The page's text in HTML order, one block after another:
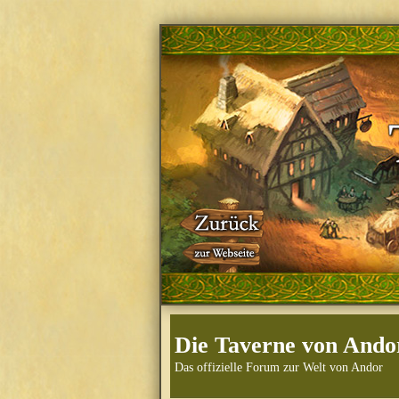
Die Taverne von
Das offizielle Forum zur Welt von Andor